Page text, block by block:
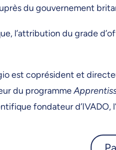
du gouvernement
l’attribution du grade
est coprésident et
du programme
fondateur